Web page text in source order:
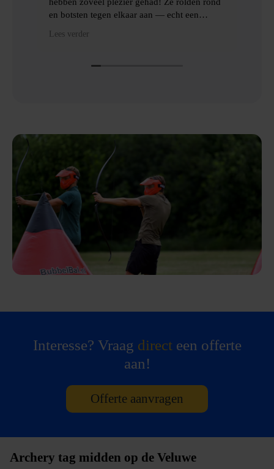
hebben zóveel plezier gehad! Ze rolden rond
en botsten tegen elkaar aan — echt een
Lees verder
Interesse? Vraag directeen offerte
aan!
Offerte aanvragen
Archery tag midden op de Veluwe